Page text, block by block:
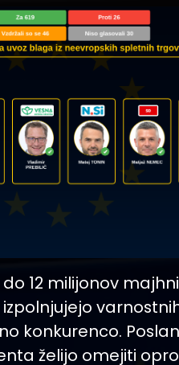
do 12 milijonov
konkurenco.
želijo omejiti